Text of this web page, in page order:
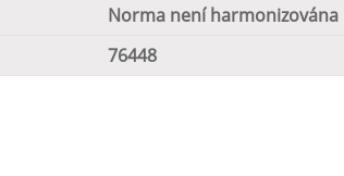
Norma není harmonizována
76448